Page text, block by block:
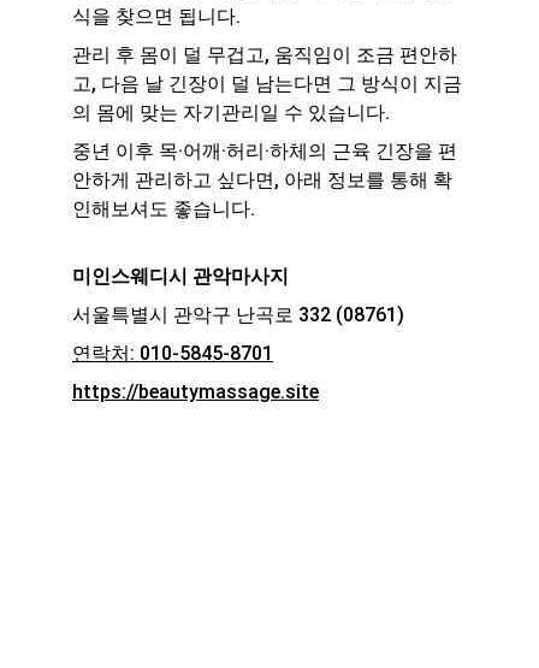
식을 찾으면 됩니다.
관리 후 몸이 덜 무겁고, 움직임이 조금 편안하
고, 다음 날 긴장이 덜 남는다면 그 방식이 지금
의 몸에 맞는 자기관리일 수 있습니다.
중년 이후 목·어깨·허리·하체의 근육 긴장을 편
안하게 관리하고 싶다면, 아래 정보를 통해 확
인해보셔도 좋습니다.
미인스웨디시 관악마사지
서울특별시 관악구 난곡로 332 (08761)
연락처: 010-5845-8701
https://beautymassage.site